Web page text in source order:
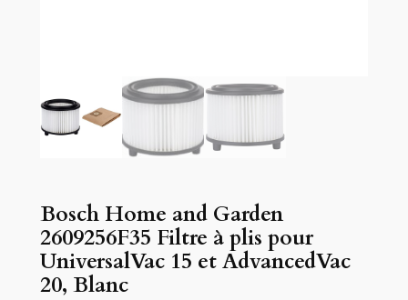
Bosch Home and Garden
2609256F35 Filtre à plis pour
UniversalVac 15 et AdvancedVac
20, Blanc